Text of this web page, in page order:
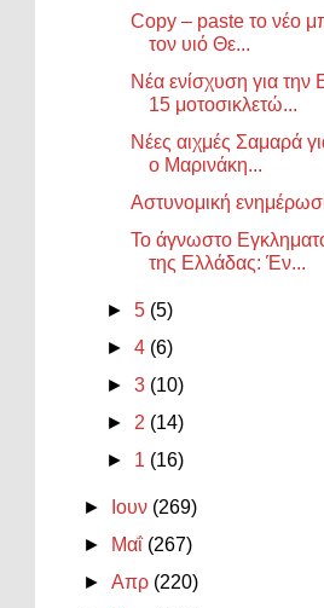
Copy – paste το νέο
τον υιό Θε...
Νέα ενίσχυση για
15 μοτοσικλετώ...
Νέες αιχμές Σαμαρά
ο Μαρινάκη...
Αστυνομική
Το άγνωστο
της Ελλάδας: Έν...
►5 (5)
►4 (6)
►3 (10)
► 2 (14)
► 1 (16)
► Ιουν (269)
►
Μαΐ (267)
►Απρ (220)